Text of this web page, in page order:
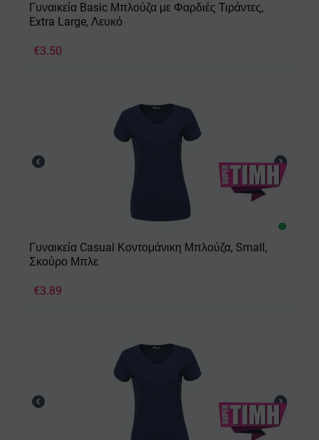
Γυναικεία Basic Μπλούζα με Φαρδιές Τιράντες,
Extra Large, Λευκό
€3.50
Γυναικεία Casual Κοντομάνικη Μπλούζα, Small,
Σκούρο Μπλε
€3.89